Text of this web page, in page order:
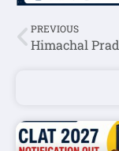
PREVIOUS